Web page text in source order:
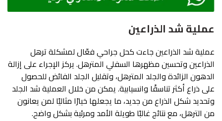
عملية شد الذراعين
عملية شد الذراعين جاءت كحل جراحي فعّال لمشكلة ترهل
الذراعين وتحسين مظهرها السفلي المترهل. يركز الإجراء على إزالة
الدهون الزائدة والجلد المترهل، وتقليل الجلد الفائض للحصول
على ذراع أكثر تناسقًا وانسيابية. يمكن من خلال العملية شد الجلد
وتحديد شكل الذراع من جديد، ما يجعلها خيارًا مثاليًا لمن يعانون
من الترهل، مع نتائج غالبًا طويلة الأمد ومرئية بشكل واضح.